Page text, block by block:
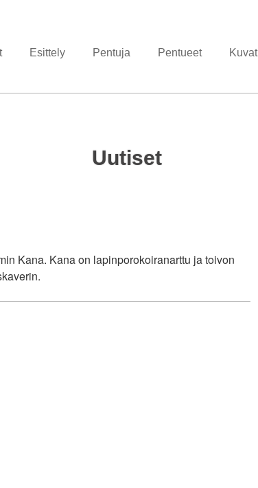
Esittely Pentuja Pentueet Kuvat
Uutiset
Kana. Kana on lapinporokoiranarttu ja toivon